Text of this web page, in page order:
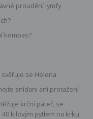
proudění lymfy
kompas?
se Helena
snídani ani protažení
krční páteř, se
kilovým pytlem na krku,